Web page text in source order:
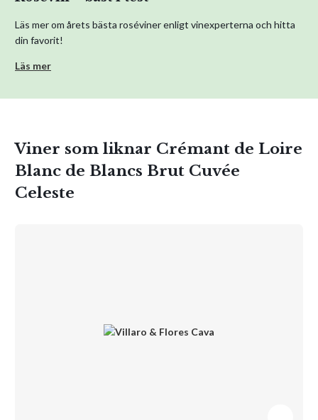
Läs mer om årets bästa roséviner enligt vinexperterna och hitta
din favorit!
Läs mer
Viner som liknar Crémant de Loire
Blanc de Blancs Brut Cuvée
Celeste